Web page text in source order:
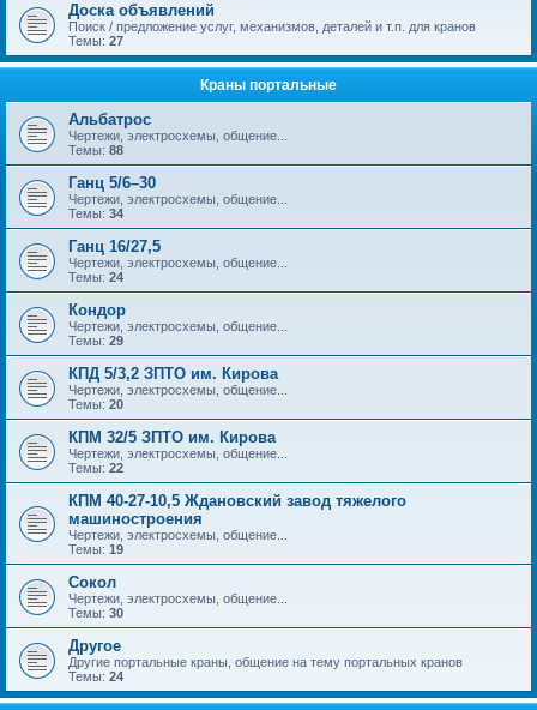
Доска объявлений
Поиск / предложение услуг, механизмов, деталей и т.п. для кранов
Темы: 27
Краны портальные
Альбатрос
Чертежи, электросхемы, общение...
Темы: 88
Ганц 5/6–30
Чертежи, электросхемы, общение...
Темы: 34
Ганц 16/27,5
Чертежи, электросхемы, общение...
Темы: 24
Кондор
Чертежи, электросхемы, общение...
Темы: 29
КПД 5/3,2 ЗПТО им. Кирова
Чертежи, электросхемы, общение...
Темы: 20
КПМ 32/5 ЗПТО им. Кирова
Чертежи, электросхемы, общение...
Темы: 22
КПМ 40-27-10,5 Ждановский завод тяжелого
машиностроения
Чертежи, электросхемы, общение...
Темы: 19
Сокол
Чертежи, электросхемы, общение...
Темы: 30
Другое
Другие портальные краны, общение на тему портальных кранов
Темы: 24